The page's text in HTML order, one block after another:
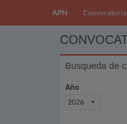
APN
Busqueda de
Año
2026